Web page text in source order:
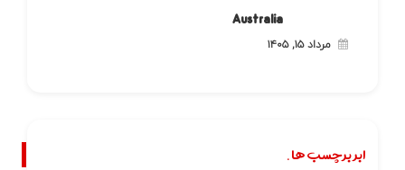
Australia
مرداد ۱۵, ۱۴۰۵
ابر برچسب ها.